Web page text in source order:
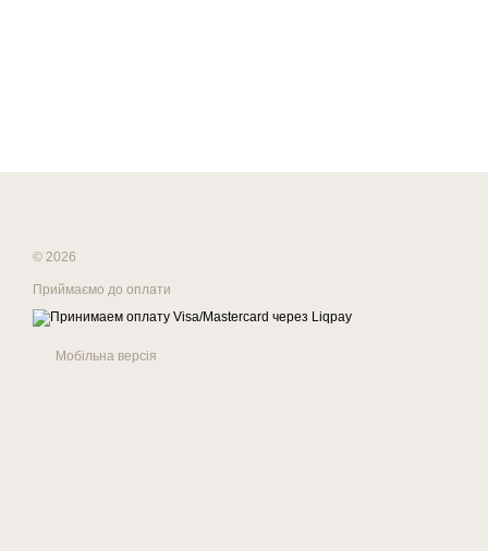
© 2026
Приймаємо до оплати
Мобільна версія